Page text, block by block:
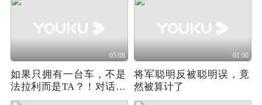
05:08
如果只拥有一台车，不是
法拉利而是TA？！对话汽
车收藏家马大立
01:00
将军聪明反被聪明误，竟
然被算计了